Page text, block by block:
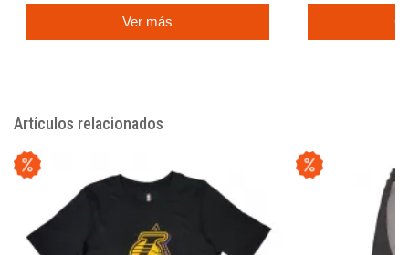
Ver más
Artículos relacionados